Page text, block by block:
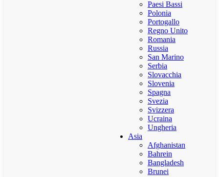
Paesi Bassi
Polonia
Portogallo
Regno Unito
Romania
Russia
San Marino
Serbia
Slovacchia
Slovenia
Spagna
Svezia
Svizzera
Ucraina
Ungheria
Asia
Afghanistan
Bahrein
Bangladesh
Brunei